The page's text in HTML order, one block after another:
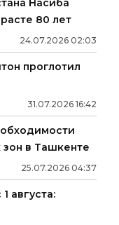
Насиба
80 лет
24.07.2026 02:03
проглотил
31.07.2026 16:42
зон в Ташкенте
25.07.2026 04:37
августа: